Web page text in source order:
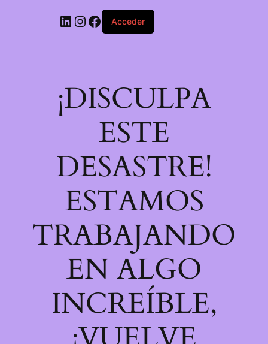
Acceder
¡DISCULPA
ESTE
DESASTRE!
ESTAMOS
TRABAJANDO
EN ALGO
INCREÍBLE,